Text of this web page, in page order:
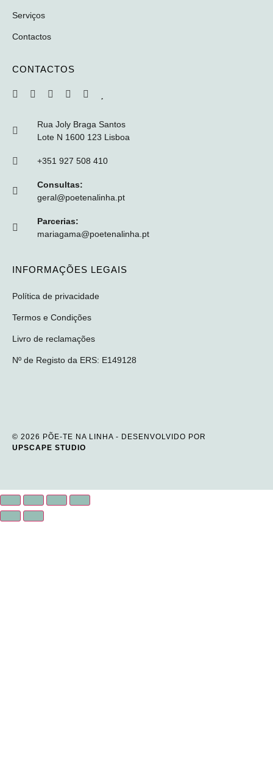
Serviços
Contactos
CONTACTOS
Rua Joly Braga Santos
Lote N 1600 123 Lisboa
+351 927 508 410
Consultas:
geral@poetenalinha.pt
Parcerias:
mariagama@poetenalinha.pt
INFORMAÇÕES LEGAIS
Política de privacidade
Termos e Condições
Livro de reclamações
Nº de Registo da ERS: E149128
© 2026 PÕE-TE NA LINHA - DESENVOLVIDO POR
UPSCAPE STUDIO